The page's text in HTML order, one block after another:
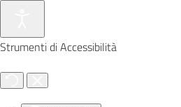
Strumenti di Accessibilità
Skip to main content